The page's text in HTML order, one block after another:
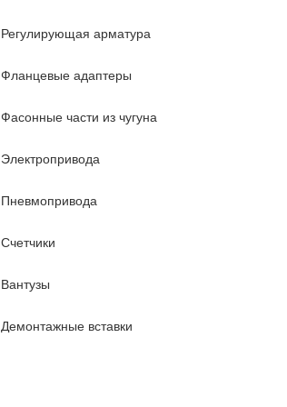
Регулирующая арматура
Фланцевые адаптеры
Фасонные части из чугуна
Электропривода
Пневмопривода
Счетчики
Вантузы
Демонтажные вставки